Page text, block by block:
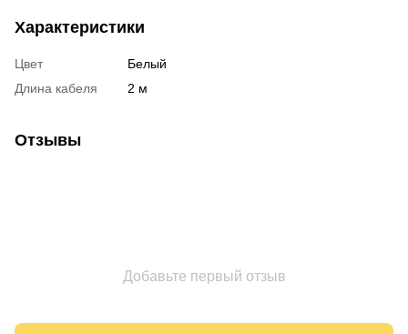
Характеристики
Цвет
Белый
Длина кабеля
2 м
Отзывы
Добавьте первый отзыв